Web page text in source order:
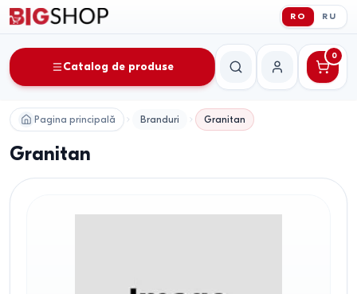
RO RU
Catalog de produse
CăutareContul meu
0
Pagina principală Branduri Granitan
Granitan